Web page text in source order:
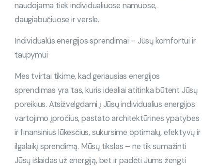
naudojama tiek individualiuose namuose,
daugiabučiuose ir versle.
Individualūs energijos sprendimai – Jūsų komfortui ir
taupymui
Mes tvirtai tikime, kad geriausias energijos
sprendimas yra tas, kuris idealiai atitinka būtent Jūsų
poreikius. Atsižvelgdami į Jūsų individualius energijos
vartojimo įpročius, pastato architektūrines ypatybes
ir finansinius lūkesčius, sukursime optimalų, efektyvų ir
ilgalaikį sprendimą. Mūsų tikslas – ne tik sumažinti
Jūsų išlaidas už energiją, bet ir padėti Jums žengti